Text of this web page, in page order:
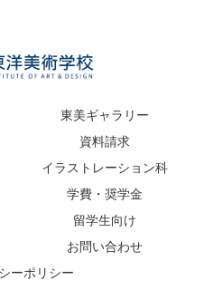
東美ギャラリー
資料請求
イラストレーション科
学費・奨学金
留学生向け
お問い合わせ
ーポリシー